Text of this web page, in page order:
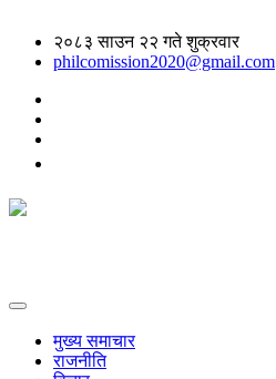
२०८३ साउन २२ गते शुक्रवार
philcomission2020@gmail.com
मुख्य समाचार
राजनीति